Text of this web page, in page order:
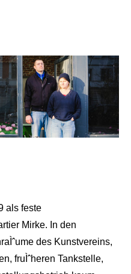
als feste
Mirke. In den
des Kunstvereins,
fruÌˆheren Tankstelle,